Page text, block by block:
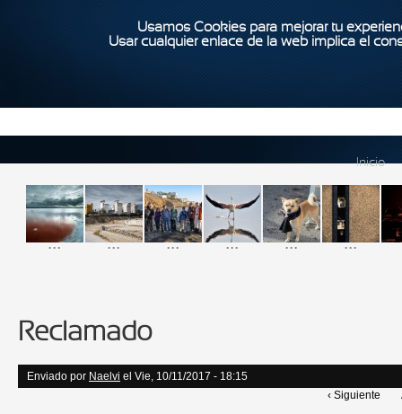
Usamos Cookies para mejorar tu
Usar cualquier enlace de la web implica el
Inicio
... ... ... ... ... ...
Reclamado
Enviado por Naelvi el Vie, 10/11/2017 - 18:15
‹ Siguiente